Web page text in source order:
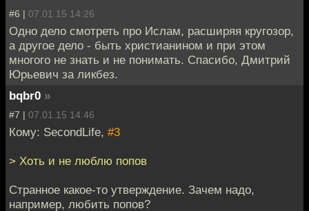
#6 | 07.01.15 14:26
Одно дело смотреть про Ислам, расширяя кругозор,
а другое дело - быть христианином и при этом
многого не знать и не понимать. Спасибо, Дмитрий
Юрьевич за ликбез.
bqbr0 »
#7 | 07.01.15 14:46
Кому: SecondLife, #3
> Хоть и не люблю попов
Странное какое-то утверждение. Зачем надо,
например, любить попов?